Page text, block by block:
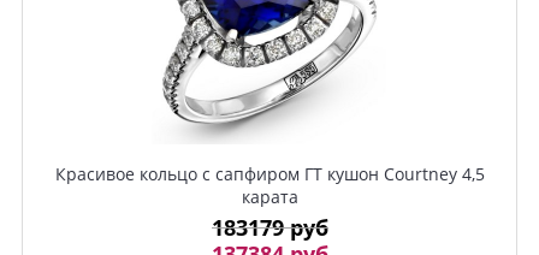
Красивое кольцо с сапфиром ГТ кушон Courtney 4,5
карата
183179 руб